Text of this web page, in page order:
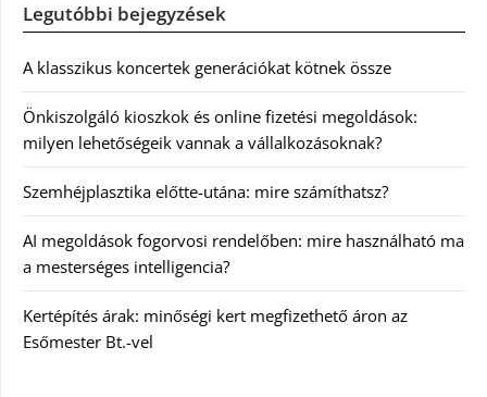
Legutóbbi bejegyzések
A klasszikus koncertek generációkat kötnek össze
Önkiszolgáló kioszkok és online fizetési megoldások:
milyen lehetőségeik vannak a vállalkozásoknak?
Szemhéjplasztika előtte-utána: mire számíthatsz?
AI megoldások fogorvosi rendelőben: mire használható ma
a mesterséges intelligencia?
Kertépítés árak: minőségi kert megfizethető áron az
Esőmester Bt.-vel